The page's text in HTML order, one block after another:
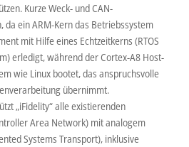
Kurze Weck- und CAN-
ein ARM-Kern das Betriebssystem
mit Hilfe eines Echtzeitkerns (RTOS
erledigt, während der Cortex-A8 Host-
wie Linux bootet, das anspruchsvolle
übernimmt.
„iFidelity“ alle existierenden
Area Network) mit analogem
Systems Transport), inklusive